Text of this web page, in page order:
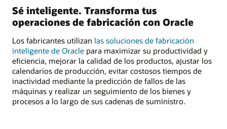
Sé inteligente. Transforma tus
operaciones de fabricación con Oracle
Los fabricantes utilizan las soluciones de fabricación
inteligente de Oracle para maximizar su productividad y
eficiencia, mejorar la calidad de los productos, ajustar los
calendarios de producción, evitar costosos tiempos de
inactividad mediante la predicción de fallos de las
máquinas y realizar un seguimiento de los bienes y
procesos a lo largo de sus cadenas de suministro.